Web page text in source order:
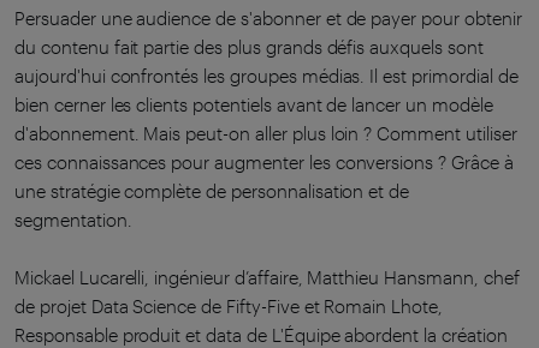
Persuader une audience de s'abonner et de payer pour obtenir
du contenu fait partie des plus grands défis auxquels sont
aujourd'hui confrontés les groupes médias. Il est primordial de
bien cerner les clients potentiels avant de lancer un modèle
d'abonnement. Mais peut-on aller plus loin ? Comment utiliser
ces connaissances pour augmenter les conversions ? Grâce à
une stratégie complète de personnalisation et de
segmentation.
Mickael Lucarelli, ingénieur d’affaire, Matthieu Hansmann, chef
de projet Data Science de Fifty-Five et Romain Lhote,
Responsable produit et data de L'Équipe abordent la création